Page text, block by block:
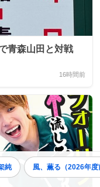
純 風、薫る（2026年
青森山田と対戦
16時間前